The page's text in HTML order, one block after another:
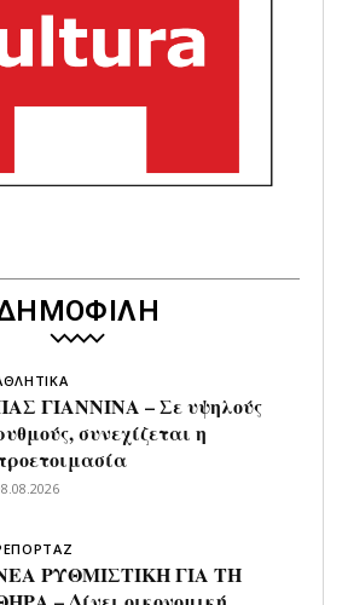
ΓΙΑΝΝΙΝΑ – Σε υψηλούς
συνεχίζεται η
ΡΥΘΜΙΣΤΙΚΗ ΓΙΑ ΤΗ